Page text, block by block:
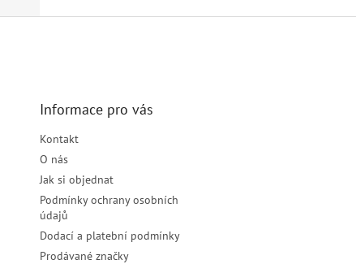
Informace pro vás
Kontakt
O nás
Jak si objednat
Podmínky ochrany osobních
údajů
Dodací a platební podmínky
Prodávané značky